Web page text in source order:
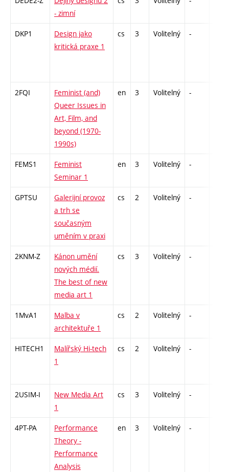
- zimní
DKP1
Design jako
kritická praxe 1
cs 3 Volitelný -
2FQI
Feminist (and)
Queer Issues in
Art, Film, and
beyond (1970-
1990s)
en 3 Volitelný -
FEMS1
Feminist
Seminar 1
en 3 Volitelný -
GPTSU
Galerijní provoz
a trh se
současným
uměním v praxi
cs 2 Volitelný -
2KNM-Z
Kánon umění
nových médií.
The best of new
media art 1
cs 3 Volitelný -
1MvA1
Malba v
architektuře 1
cs 2 Volitelný -
HITECH1
Malířský Hi-tech
1
cs 2 Volitelný -
2USIM-I
New Media Art
1
cs 3 Volitelný -
4PT-PA
Performance
Theory -
Performance
Analysis
en 3 Volitelný -